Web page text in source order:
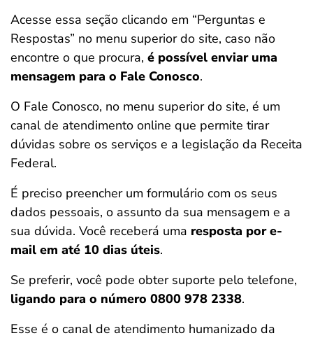
Acesse essa seção clicando em “Perguntas e
Respostas” no menu superior do site, caso não
encontre o que procura, é possível enviar uma
mensagem para o Fale Conosco.
O Fale Conosco, no menu superior do site, é um
canal de atendimento online que permite tirar
dúvidas sobre os serviços e a legislação da Receita
Federal.
É preciso preencher um formulário com os seus
dados pessoais, o assunto da sua mensagem e a
sua dúvida. Você receberá uma resposta por e-
mail em até 10 dias úteis.
Se preferir, você pode obter suporte pelo telefone,
ligando para o número 0800 978 2338.
Esse é o canal de atendimento humanizado da